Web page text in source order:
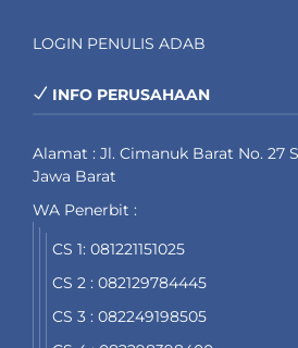
LOGIN PENULIS ADAB
INFO PERUSAHAAN
Alamat : Jl. Cimanuk Barat No. 27
Jawa Barat
WA Penerbit :
CS 1: 081221151025
CS 2 : 082129784445
CS 3 : 082249198505